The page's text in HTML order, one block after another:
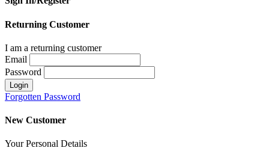
Returning Customer
I am a returning customer
Email
Password
Login
Forgotten Password
New Customer
Your Personal Details